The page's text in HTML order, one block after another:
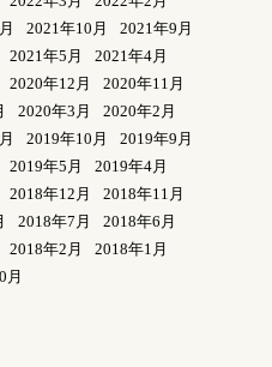
2021年10月
2021年9月
2021年5月
2021年4月
2020年12月
2020年11月
2020年3月
2020年2月
2019年10月
2019年9月
2019年5月
2019年4月
2018年12月
2018年11月
2018年7月
2018年6月
2018年2月
2018年1月
月